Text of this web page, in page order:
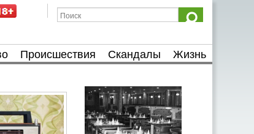
Происшествия Скандалы Жизнь